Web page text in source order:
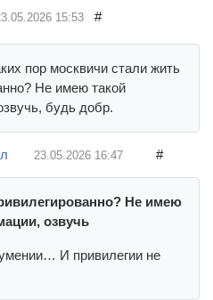
15:53 #
пор москвичи стали жить
Не имею такой
будь добр.
23.05.2026 16:47 #
Не имею
озвучь
И привилегии не